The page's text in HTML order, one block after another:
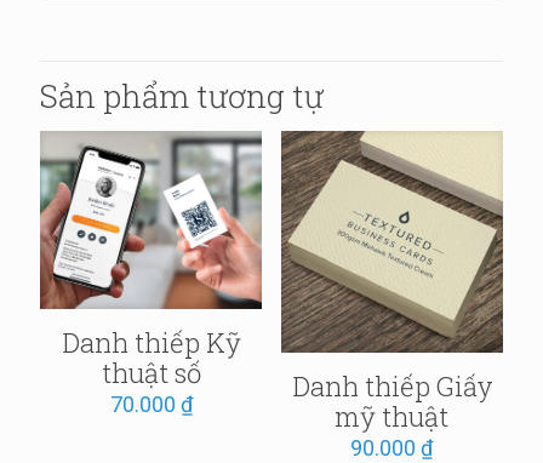
Sản phẩm tương tự
Danh thiếp Kỹ
thuật số
70.000 ₫
Danh thiếp Giấy
mỹ thuật
90.000₫